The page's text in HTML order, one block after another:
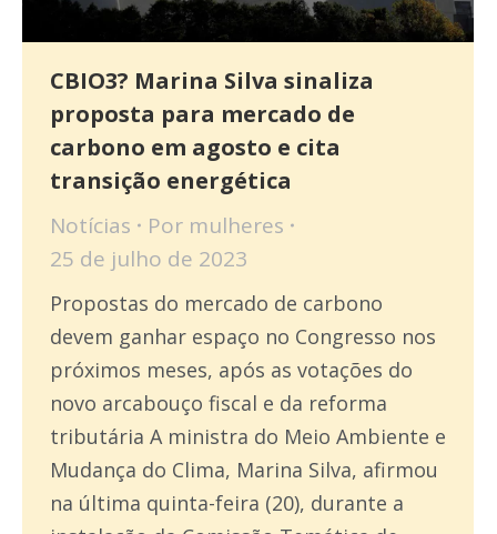
CBIO3? Marina Silva sinaliza
proposta para mercado de
carbono em agosto e cita
transição energética
Notícias Por mulheres
25 de julho de 2023
Propostas do mercado de carbono
devem ganhar espaço no Congresso nos
próximos meses, após as votações do
novo arcabouço fiscal e da reforma
tributária A ministra do Meio Ambiente e
Mudança do Clima, Marina Silva, afirmou
na última quinta-feira (20), durante a